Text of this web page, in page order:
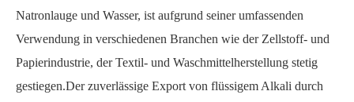
Natronlauge und Wasser, ist aufgrund seiner umfassenden
Verwendung in verschiedenen Branchen wie der Zellstoff- und
Papierindustrie, der Textil- und Waschmittelherstellung stetig
gestiegen.Der zuverlässige Export von flüssigem Alkali durch